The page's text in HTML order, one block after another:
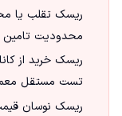
ریسک تقلب یا
محدودیت تامین
ریسک خرید از
تست مستقل
ریسک نوسان